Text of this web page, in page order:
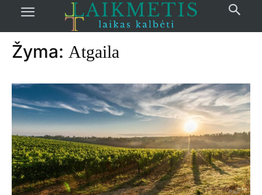
žymos Atgaila
Žyma: Atgaila